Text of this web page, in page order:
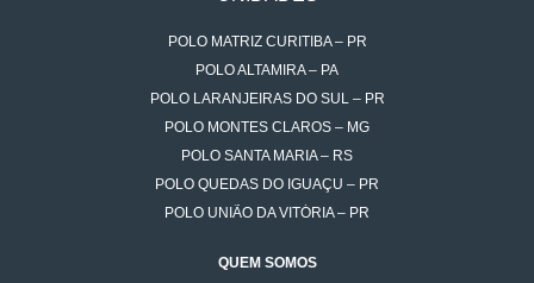
POLO MATRIZ CURITIBA – PR
POLO ALTAMIRA – PA
POLO LARANJEIRAS DO SUL – PR
POLO MONTES CLAROS – MG
POLO SANTA MARIA – RS
POLO QUEDAS DO IGUAÇU – PR
POLO UNIÃO DA VITÓRIA – PR
QUEM SOMOS